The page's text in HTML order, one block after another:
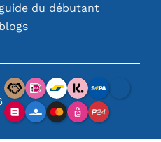
du débutant